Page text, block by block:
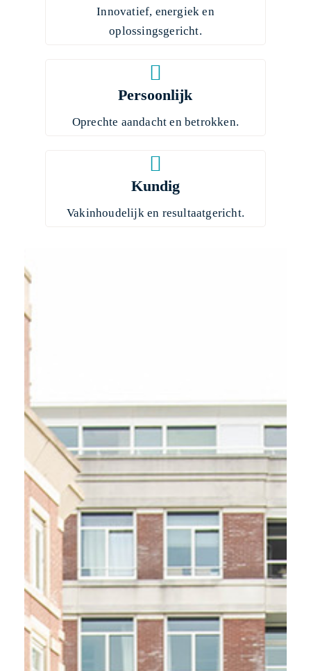
Innovatief, energiek en
oplossingsgericht.
Persoonlijk
Oprechte aandacht en betrokken.
Kundig
Vakinhoudelijk en resultaatgericht.